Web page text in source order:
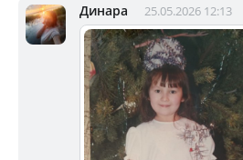
Динара 25.05.2026 12:13